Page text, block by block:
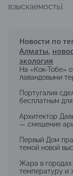
взыскаемость).
Новости по
Алматы,
экология
На «Кок-Тобе»
лавандовыми
Португалия
бесплатным
Архитектор
— смешение
Первый Дом
темой новой
Жара в городах:
температуру и